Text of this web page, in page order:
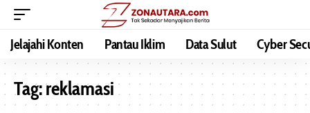
Jelajahi Konten Pantau Iklim Data Sulut Cyber
Tag:reklamasi